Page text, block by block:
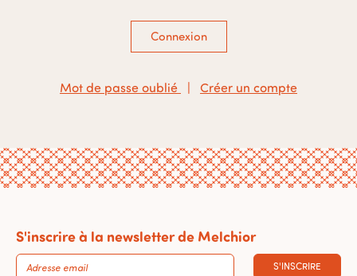
Connexion
Mot de passe oublié Créer un compte
S'inscrire à la newsletter de Melchior
S'INSCRIRE